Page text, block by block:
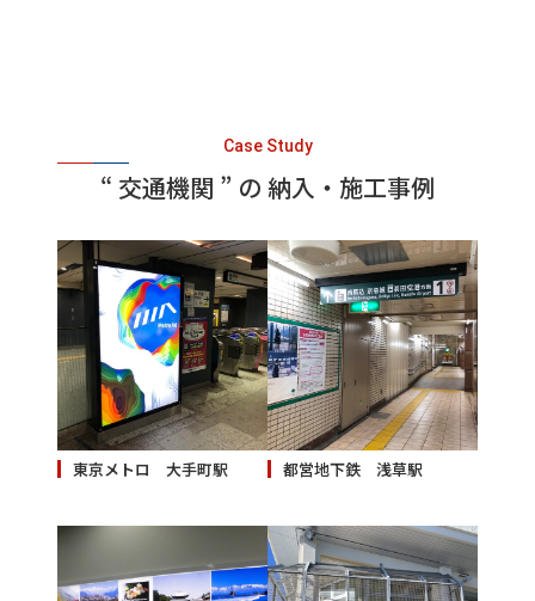
“ 交通機関 ” の 納入・施工事例
Case Study
東京メトロ 大手町駅 都営地下鉄 浅草駅